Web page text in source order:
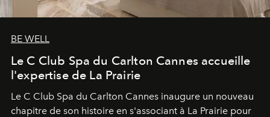
BE WELL
Le C Club Spa du Carlton Cannes accueille
l'expertise de La Prairie
Le C Club Spa du Carlton Cannes inaugure un nouveau
chapitre de son histoire en s'associant à La Prairie pour